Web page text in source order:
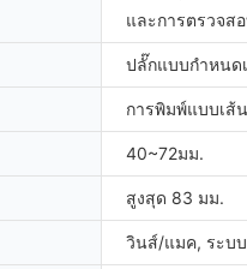
และการตรวจส
ปลั๊กแบบกำหนด
การพิมพ์แบบเส้
40~72มม.
สูงสุด 83 มม.
วินส์/แมค, ระบ